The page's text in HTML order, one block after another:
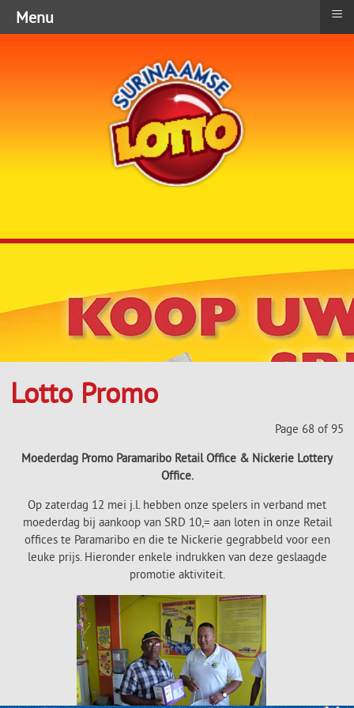
Lotto Promo
Page 68 of 95
Moederdag Promo Paramaribo Retail Office & Nickerie Lottery
Office.
Op zaterdag 12 mei j.l. hebben onze spelers in verband met
moederdag bij aankoop van SRD 10,= aan loten in onze Retail
offices te Paramaribo en die te Nickerie gegrabbeld voor een
leuke prijs. Hieronder enkele indrukken van deze geslaagde
promotie aktiviteit.
Menu ≡